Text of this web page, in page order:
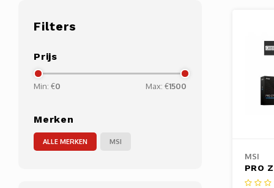
Filters
Prijs
Min: €0 Max: €1500
Merken
ALLE MERKEN MSI
MSI
PRO